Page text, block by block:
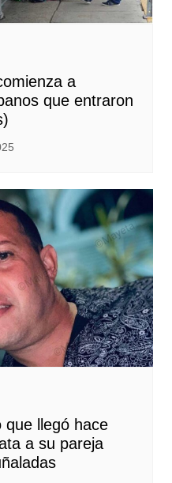
a
que entraron
que llegó hace
a su pareja